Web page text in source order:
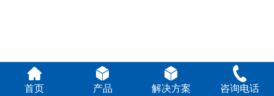
首页 产品 解决方案 咨询电话